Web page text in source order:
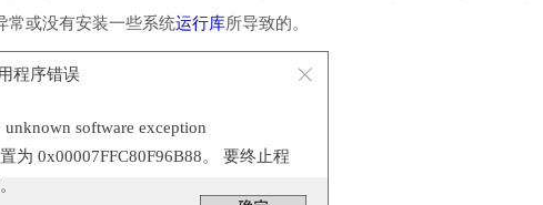
常或没有安装一些系统运行库所导致的。
程序错误
software exception
为 0x00007FFC80F96B88。 要终止程